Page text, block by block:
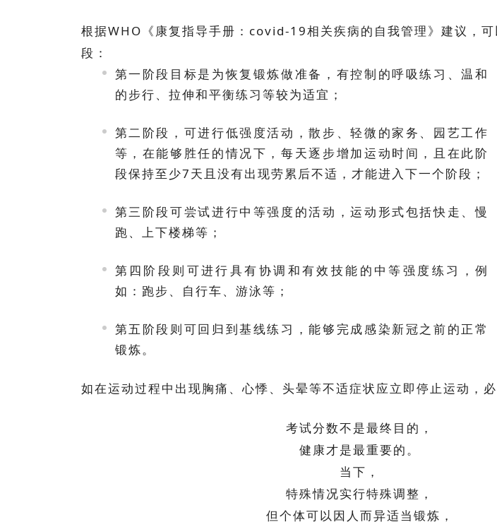
根据WHO《康复指导手册：covid-19相关疾病的自我管理》建议，
段：
第一阶段目标是为恢复锻炼做准备，有控制的呼吸练习、温和
的步行、拉伸和平衡练习等较为适宜；
第二阶段，可进行低强度活动，散步、轻微的家务、园艺工作
等，在能够胜任的情况下，每天逐步增加运动时间，且在此阶
段保持至少7天且没有出现劳累后不适，才能进入下一个阶段；
第三阶段可尝试进行中等强度的活动，运动形式包括快走、慢
跑、上下楼梯等；
第四阶段则可进行具有协调和有效技能的中等强度练习，例
如：跑步、自行车、游泳等；
第五阶段则可回归到基线练习，能够完成感染新冠之前的正常
锻炼。
如在运动过程中出现胸痛、心悸、头晕等不适症状应立即停止运动，必
考试分数不是最终目的，
健康才是最重要的。
当下，
特殊情况实行特殊调整，
但个体可以因人而异适当锻炼，